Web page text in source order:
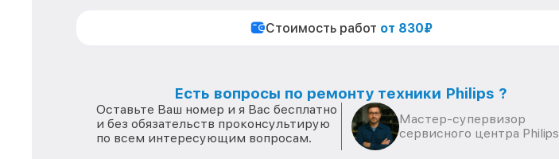
Стоимость работ от 830₽
Есть вопросы по ремонту техники Philips ?
Оставьте Ваш номер и я Вас бесплатно
и без обязательств проконсультирую
по всем интересующим вопросам.
Мастер-супервизор
сервисного центра Philips